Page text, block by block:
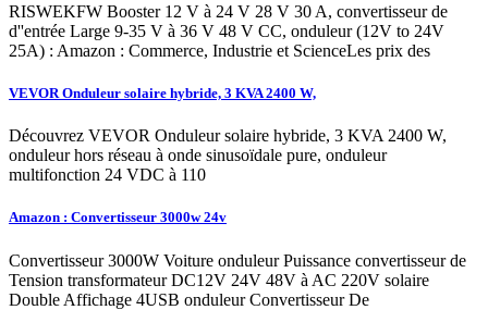
RISWEKFW Booster 12 V à 24 V 28 V 30 A, convertisseur de
d''entrée Large 9-35 V à 36 V 48 V CC, onduleur (12V to 24V
25A) : Amazon : Commerce, Industrie et ScienceLes prix des
VEVOR Onduleur solaire hybride, 3 KVA 2400 W,
Découvrez VEVOR Onduleur solaire hybride, 3 KVA 2400 W,
onduleur hors réseau à onde sinusoïdale pure, onduleur
multifonction 24 VDC à 110
Amazon : Convertisseur 3000w 24v
Convertisseur 3000W Voiture onduleur Puissance convertisseur de
Tension transformateur DC12V 24V 48V à AC 220V solaire
Double Affichage 4USB onduleur Convertisseur De